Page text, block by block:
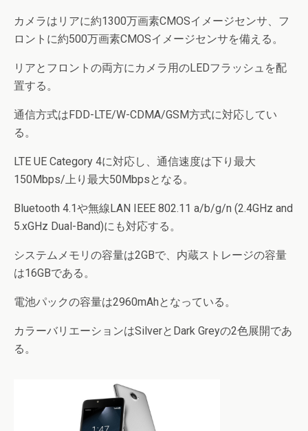
カメラはリアに約1300万画素CMOSイメージセンサ、フ
ロントに約500万画素CMOSイメージセンサを備える。
リアとフロントの両方にカメラ用のLEDフラッシュを配
置する。
通信方式はFDD-LTE/W-CDMA/GSM方式に対応してい
る。
LTE UE Category 4に対応し、通信速度は下り最大
150Mbps/上り最大50Mbpsとなる。
Bluetooth 4.1や無線LAN IEEE 802.11 a/b/g/n (2.4GHz and
5.xGHz Dual-Band)にも対応する。
システムメモリの容量は2GBで、内蔵ストレージの容量
は16GBである。
電池パックの容量は2960mAhとなっている。
カラーバリエーションはSilverとDark Greyの2色展開であ
る。